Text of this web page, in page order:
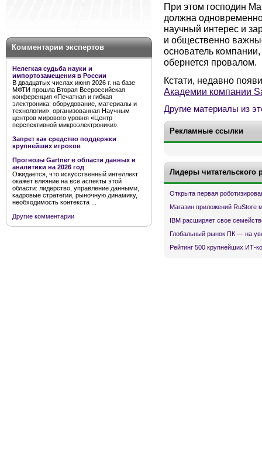
Комментарии экспертов
Нелегкая судьба науки и
импортозамещения в России
В двадцатых числах июня 2026 г. на базе
МФТИ прошла Вторая Всероссийская
конференция «Печатная и гибкая
электроника: оборудование, материалы и
технологии», организованная Научным
центров мирового уровня «Центр
перспективной микроэлектроники».
Запрет как средство поддержки
крупнейших игроков
Прогнозы Gartner в области данных и
аналитики на 2026 год
Ожидается, что искусственный интеллект
окажет влияние на все аспекты этой
области: лидерство, управление данными,
кадровые стратегии, рыночную динамику,
необходимость контекста ...
Другие комментарии
При этом господин
должна
научный интерес и
и общественно
основатель
обернется провалом.
Кстати, недавно
Академии компании
Другие материалы из
Рекламные ссылки
Лидеры читательского
Открыта первая
Магазин приложений RuStore
IBM расширяет свое
Глобальный рынок ПК — на
Рейтинг 500 крупнейших ИТ-